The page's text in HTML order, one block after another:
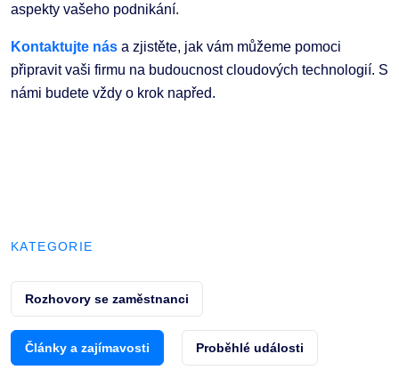
aspekty vašeho podnikání.
Kontaktujte nás a zjistěte, jak vám můžeme pomoci
připravit vaši firmu na budoucnost cloudových technologií. S
námi budete vždy o krok napřed.
KATEGORIE
Rozhovory se zaměstnanci
Články a zajímavosti Proběhlé události